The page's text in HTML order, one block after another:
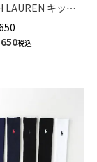
LAUREN キッズ
ソックス ワンポ
ールソックス
発送】
税込